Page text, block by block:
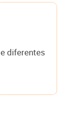
diferentes